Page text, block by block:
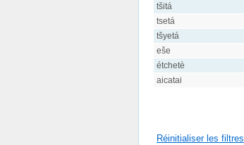
tšitá
tsetá
tšyetá
eše
étchetè
aicatai
Réinitialiser les filtres